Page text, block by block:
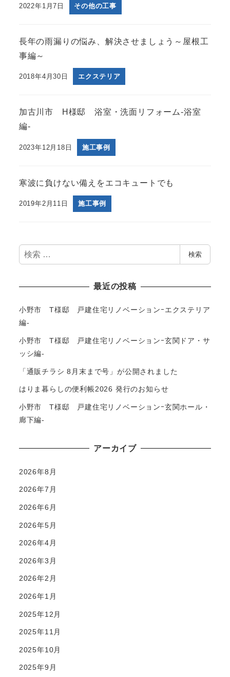
2022年1月7日 その他の工事
長年の雨漏りの悩み、解決させましょう～屋根工
事編～
2018年4月30日 エクステリア
加古川市 H様邸 浴室・洗面リフォーム-浴室
編-
2023年12月18日 施工事例
寒波に負けない備えをエコキュートでも
2019年2月11日 施工事例
検
索
検索
最近の投稿
小野市 T様邸 戸建住宅リノベーションｰエクステリア
編-
小野市 T様邸 戸建住宅リノベーションｰ玄関ドア・サ
ッシ編-
「通販チラシ 8月末まで号」が公開されました
はりま暮らしの便利帳2026 発行のお知らせ
小野市 T様邸 戸建住宅リノベーションｰ玄関ホール・
廊下編-
アーカイブ
2026年8月
2026年7月
2026年6月
2026年5月
2026年4月
2026年3月
2026年2月
2026年1月
2025年12月
2025年11月
2025年10月
2025年9月